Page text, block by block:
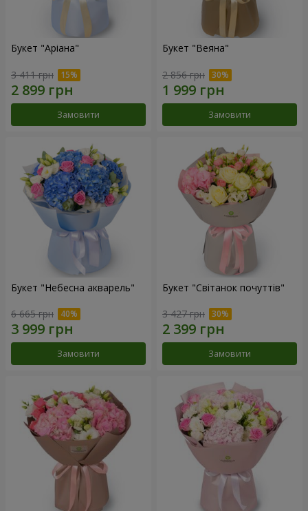
Букет "Аріана"
3 411 грн
Замовити
Букет "Веяна"
2 856 грн
Замовити
Букет "Небесна акварель"
6 665 грн
Замовити
Букет "Світанок почуттів"
3 427 грн
Замовити